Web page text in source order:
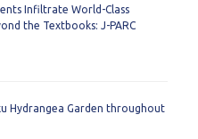
Infiltrate World-Class
the Textbooks: J-PARC
Hydrangea Garden throughout